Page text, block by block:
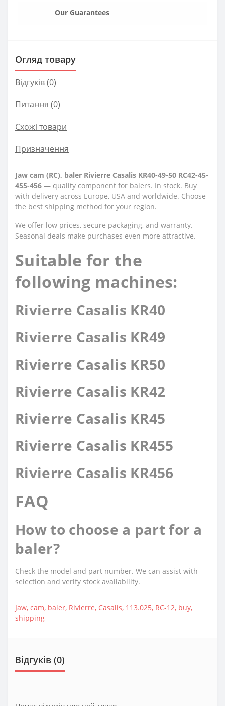
Our Guarantees
Огляд товару
Відгуків (0)
Питання (0)
Схожі товари
Призначення
Jaw cam (RC), baler Rivierre Casalis KR40-49-50 RC42-45-
455-456 — quality component for balers. In stock. Buy
with delivery across Europe, USA and worldwide. Choose
the best shipping method for your region.
We offer low prices, secure packaging, and warranty.
Seasonal deals make purchases even more attractive.
Suitable for the
following machines:
Rivierre Casalis KR40
Rivierre Casalis KR49
Rivierre Casalis KR50
Rivierre Casalis KR42
Rivierre Casalis KR45
Rivierre Casalis KR455
Rivierre Casalis KR456
FAQ
How to choose a part for a
baler?
Check the model and part number. We can assist with
selection and verify stock availability.
Jaw, cam, baler, Rivierre, Casalis, 113.025, RC-12, buy,
shipping
Відгуків (0)